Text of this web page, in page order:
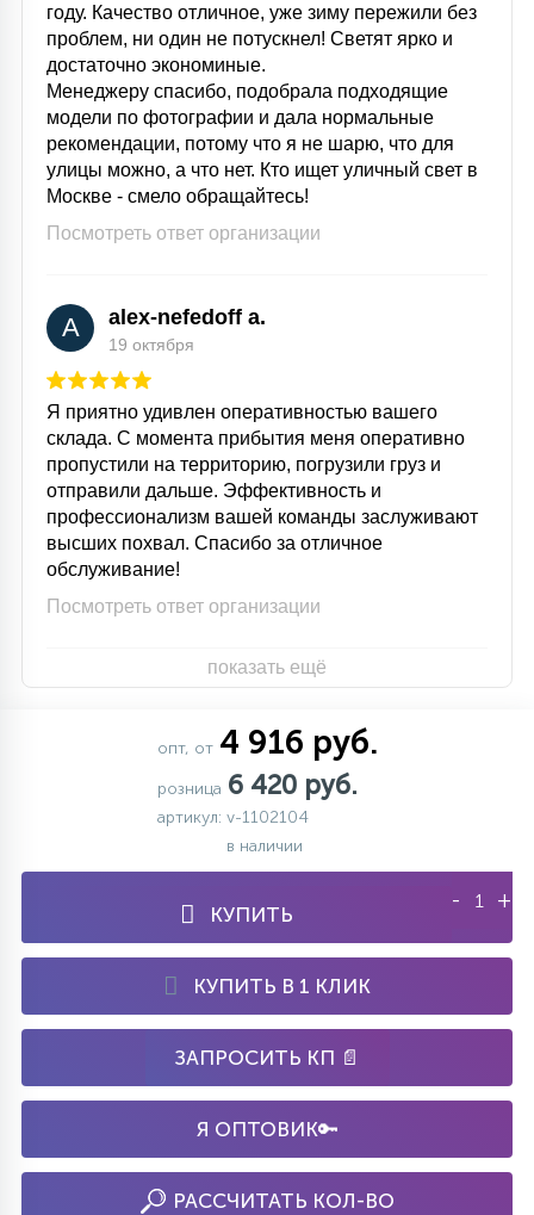
году. Качество отличное, уже зиму пережили без
проблем, ни один не потускнел! Светят ярко и
достаточно экономиные.
Менеджеру спасибо, подобрала подходящие
модели по фотографии и дала нормальные
рекомендации, потому что я не шарю, что для
улицы можно, а что нет. Кто ищет уличный свет в
Москве - смело обращайтесь!
Посмотреть ответ организации
A alex-nefedoff a.
19 октября
Я приятно удивлен оперативностью вашего
склада. С момента прибытия меня оперативно
пропустили на территорию, погрузили груз и
отправили дальше. Эффективность и
профессионализм вашей команды заслуживают
высших похвал. Спасибо за отличное
обслуживание!
Посмотреть ответ организации
показать ещё
опт, от 4 916 руб.
розница 6 420 руб.
артикул: v-1102104
в наличии
КУПИТЬ
- +
КУПИТЬ В 1 КЛИК
ЗАПРОСИТЬ КП 📄
Я ОПТОВИК🔑
РАССЧИТАТЬ КОЛ-ВО